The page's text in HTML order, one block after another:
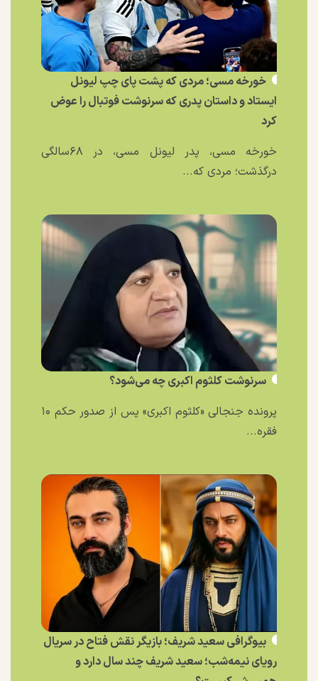
خورخه مسی؛ مردی که پشت پای چپ لیونل
ایستاد و داستان پدری که سرنوشت فوتبال را عوض
کرد
خورخه مسی، پدر لیونل مسی، در ۶۸سالگی
درگذشت؛ مردی که...
سرنوشت کلثوم اکبری چه می‌شود؟
پرونده جنجالی «کلثوم اکبری» پس از صدور حکم ۱۰
فقره...
بیوگرافی سعید شریف؛ بازیگر نقش فتاح در سریال
رویای نیمه‌شب؛ سعید شریف چند سال دارد و